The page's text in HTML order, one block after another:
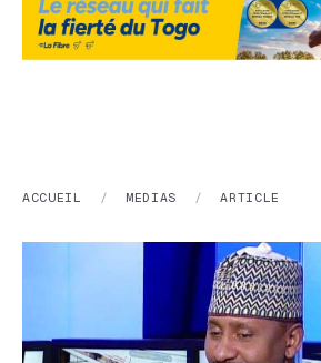
ACCUEIL / MEDIAS / ARTICLE